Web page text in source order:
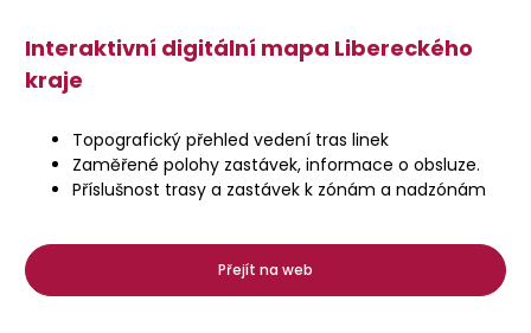
Interaktivní digitální mapa Libereckého
kraje
Topografický přehled vedení tras linek
Zaměřené polohy zastávek, informace o obsluze.
Příslušnost trasy a zastávek k zónám a nadzónám
Přejít na web